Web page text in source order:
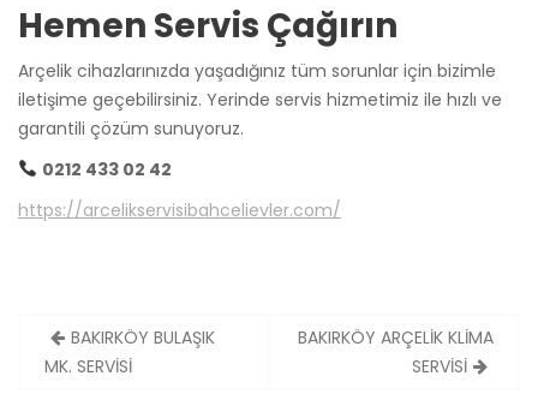
Hemen Servis Çağırın
Arçelik cihazlarınızda yaşadığınız tüm sorunlar için bizimle
iletişime geçebilirsiniz. Yerinde servis hizmetimiz ile hızlı ve
garantili çözüm sunuyoruz.
0212 433 02 42
https://arcelikservisibahcelievler.com/
Yazı
gezinmesi
BAKIRKÖY BULAŞIK
MK. SERVİSİ
BAKIRKÖY ARÇELİK KLİMA
SERVİSİ